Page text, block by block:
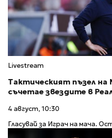
Livestream
Тактическият пъзел на
съчетае звездите в
4 август, 10:30
Гласувай за Играч на мача.